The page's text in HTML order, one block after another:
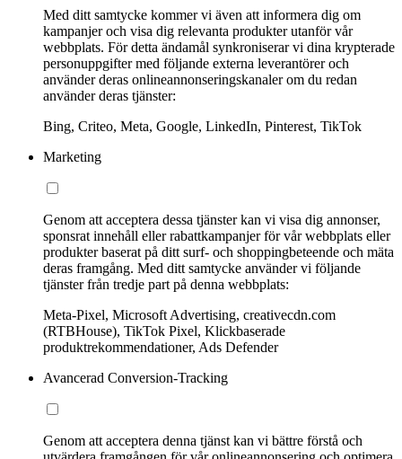
Med ditt samtycke kommer vi även att informera dig om
kampanjer och visa dig relevanta produkter utanför vår
webbplats. För detta ändamål synkroniserar vi dina krypterade
personuppgifter med följande externa leverantörer och
använder deras onlineannonseringskanaler om du redan
använder deras tjänster:
Bing, Criteo, Meta, Google, LinkedIn, Pinterest, TikTok
Marketing
Genom att acceptera dessa tjänster kan vi visa dig annonser,
sponsrat innehåll eller rabattkampanjer för vår webbplats eller
produkter baserat på ditt surf- och shoppingbeteende och mäta
deras framgång. Med ditt samtycke använder vi följande
tjänster från tredje part på denna webbplats:
Meta-Pixel, Microsoft Advertising, creativecdn.com
(RTBHouse), TikTok Pixel, Klickbaserade
produktrekommendationer, Ads Defender
Avancerad Conversion-Tracking
Genom att acceptera denna tjänst kan vi bättre förstå och